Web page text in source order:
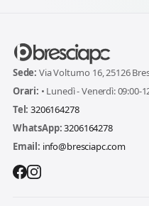
Sede: Via Volturno 16, 25126
Orari: • Lunedì - Venerdì: 09:00-
Tel: 3206164278
WhatsApp:3206164278
Email: info@bresciapc.com